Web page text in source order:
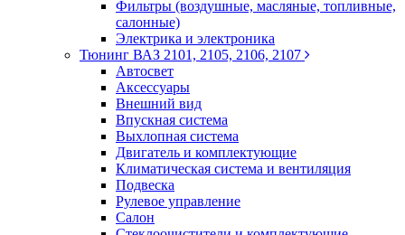
Фильтры (воздушные, масляные, топливные,
салонные)
Электрика и электроника
Тюнинг ВАЗ 2101, 2105, 2106, 2107
Автосвет
Аксессуары
Внешний вид
Впускная система
Выхлопная система
Двигатель и комплектующие
Климатическая система и вентиляция
Подвеска
Рулевое управление
Салон